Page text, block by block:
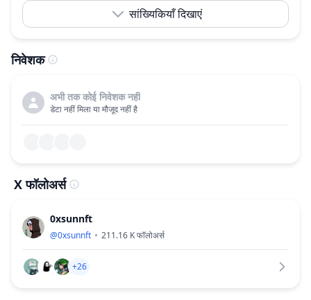
सांख्यिकियाँ दिखाएं
निवेशक
अभी तक कोई निवेशक नहीं
डेटा नहीं मिला या मौजूद नहीं है
X फॉलोअर्स
0xsunnft
@0xsunnft 211.16 Kफॉलोअर्स
+26